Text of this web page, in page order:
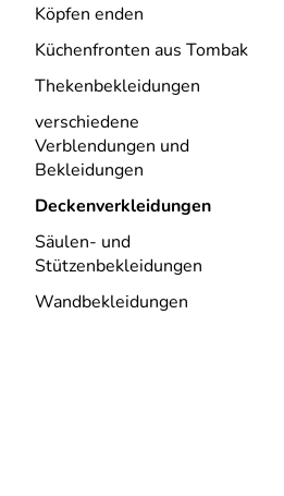
Köpfen enden
Küchenfronten aus Tombak
Thekenbekleidungen
verschiedene
Verblendungen und
Bekleidungen
Deckenverkleidungen
Säulen- und
Stützenbekleidungen
Wandbekleidungen